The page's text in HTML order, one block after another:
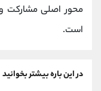
محور اصلی مشارکت
است.
در این باره بیشتر بخوانید